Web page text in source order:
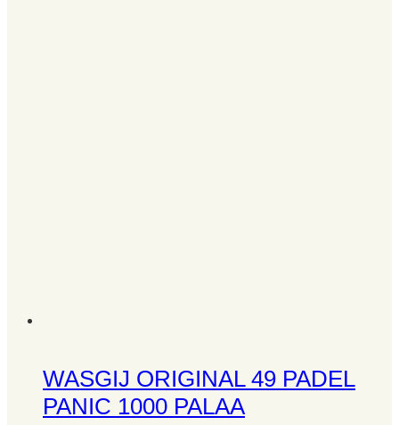
WASGIJ ORIGINAL 49 PADEL
PANIC 1000 PALAA